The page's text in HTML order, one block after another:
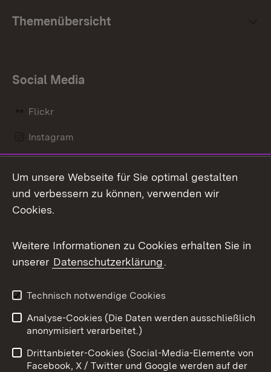
Themenübersicht
Social Media
Flickr
Instagram
Mastodon
Messenger
Social Wall
X / Twitter
Youtube
Benutzungshinweise
Barrierefreiheit
Um unsere Webseite für Sie optimal gestalten
und verbessern zu können, verwenden wir
Cookies.
Weitere Informationen zu Cookies erhalten Sie in
unserer Datenschutzerklärung.
Technisch notwendige Cookies
Analyse-Cookies (Die Daten werden ausschließlich
anonymisiert verarbeitet.)
Drittanbieter-Cookies (Social-Media-Elemente von
Facebook, X / Twitter und Google werden auf der